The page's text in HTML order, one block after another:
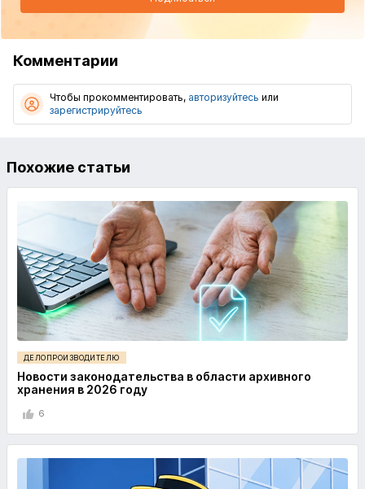
Комментарии
Чтобы прокомментировать, авторизуйтесь или
зарегистрируйтесь
Похожие статьи
ДЕЛОПРОИЗВОДИТЕЛЮ
Новости законодательства в области архивного
хранения в 2026 году
6